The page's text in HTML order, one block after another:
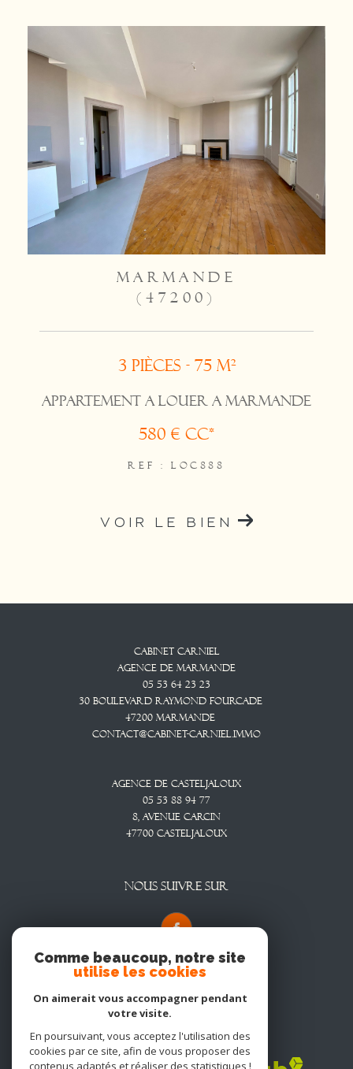
MARMANDE
(47200)
3 pièces - 75 m²
APPARTEMENT A LOUER A MARMANDE
580 € CC*
REF : LOC888
VOIR LE BIEN
Cabinet CARNIEL
Agence De Marmande
05 53 64 23 23
30 Boulevard Raymond Fourcade
47200
Marmande
contact@cabinet-carniel.immo
Agence De Casteljaloux
05 53 88 94 77
8, Avenue CARCIN
47700
CASTELJALOUX
NOUS SUIVRE SUR
Adhérents
Comme beaucoup, notre site
utilise les cookies
On aimerait vous accompagner pendant
votre visite.
En poursuivant, vous acceptez l'utilisation des
cookies par ce site, afin de vous proposer des
contenus adaptés et réaliser des statistiques !